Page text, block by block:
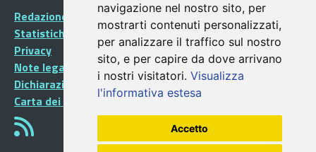
navigazione nel nostro sito, per
mostrarti contenuti personalizzati,
per analizzare il traffico sul nostro
sito, e per capire da dove arrivano
i nostri visitatori. Visualizza
l'informativa estesa
Accetto
Redazione Portalegiovani
Statistiche
Privacy
Note legali
Dichiarazione di accessibilità
Carta dei Servizi